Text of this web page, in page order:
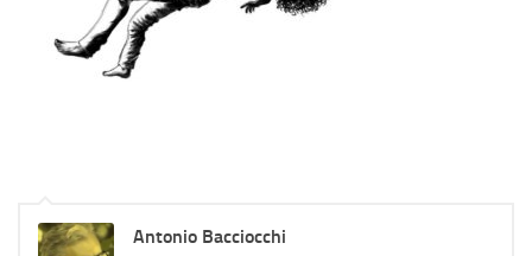
Antonio Bacciocchi